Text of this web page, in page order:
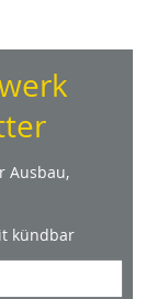
Ausbau,
kündbar